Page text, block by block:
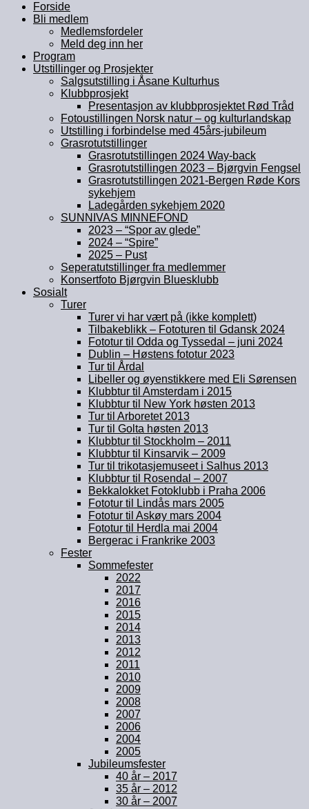
Forside
Bli medlem
Medlemsfordeler
Meld deg inn her
Program
Utstillinger og Prosjekter
Salgsutstilling i Åsane Kulturhus
Klubbprosjekt
Presentasjon av klubbprosjektet Rød Tråd
Fotoustillingen Norsk natur – og kulturlandskap
Utstilling i forbindelse med 45års-jubileum
Grasrotutstillinger
Grasrotutstillingen 2024 Way-back
Grasrotutstillingen 2023 – Bjørgvin Fengsel
Grasrotutstillingen 2021-Bergen Røde Kors
sykehjem
Ladegården sykehjem 2020
SUNNIVAS MINNEFOND
2023 – “Spor av glede”
2024 – “Spire”
2025 – Pust
Seperatutstillinger fra medlemmer
Konsertfoto Bjørgvin Bluesklubb
Sosialt
Turer
Turer vi har vært på (ikke komplett)
Tilbakeblikk – Fototuren til Gdansk 2024
Fototur til Odda og Tyssedal – juni 2024
Dublin – Høstens fototur 2023
Tur til Årdal
Libeller og øyenstikkere med Eli Sørensen
Klubbtur til Amsterdam i 2015
Klubbtur til New York høsten 2013
Tur til Arboretet 2013
Tur til Golta høsten 2013
Klubbtur til Stockholm – 2011
Klubbtur til Kinsarvik – 2009
Tur til trikotasjemuseet i Salhus 2013
Klubbtur til Rosendal – 2007
Bekkalokket Fotoklubb i Praha 2006
Fototur til Lindås mars 2005
Fototur til Askøy mars 2004
Fototur til Herdla mai 2004
Bergerac i Frankrike 2003
Fester
Sommefester
2022
2017
2016
2015
2014
2013
2012
2011
2010
2009
2008
2007
2006
2004
2005
Jubileumsfester
40 år – 2017
35 år – 2012
30 år – 2007